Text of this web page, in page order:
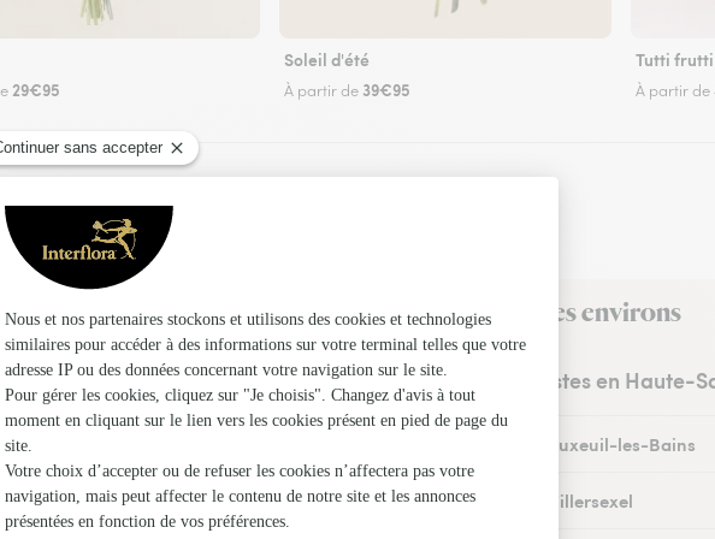
29€95
Soleil d'été
À partir de 39€95
Tutti frutti
À partir de
Interflora à Voray-sur-l’Ognon et dans ses environs
Les fleuristes en Haute-
Fleuristes à Luxeuil-les-Bains
Fleuristes à Villersexel